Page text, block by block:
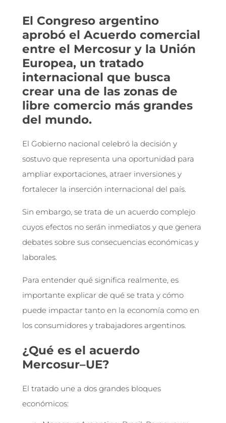
El Congreso argentino
aprobó el Acuerdo comercial
entre el Mercosur y la Unión
Europea, un tratado
internacional que busca
crear una de las zonas de
libre comercio más grandes
del mundo.
El Gobierno nacional celebró la decisión y
sostuvo que representa una oportunidad para
ampliar exportaciones, atraer inversiones y
fortalecer la inserción internacional del país.
Sin embargo, se trata de un acuerdo complejo
cuyos efectos no serán inmediatos y que genera
debates sobre sus consecuencias económicas y
laborales.
Para entender qué significa realmente, es
importante explicar de qué se trata y cómo
puede impactar tanto en la economía como en
los consumidores y trabajadores argentinos.
¿Qué es el acuerdo
Mercosur–UE?
El tratado une a dos grandes bloques
económicos: